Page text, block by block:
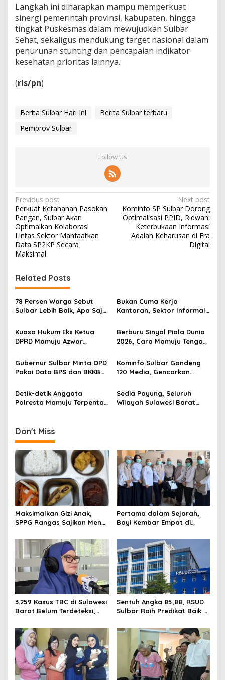
Langkah ini diharapkan mampu memperkuat
sinergi pemerintah provinsi, kabupaten, hingga
tingkat Puskesmas dalam mewujudkan Sulbar
Sehat, sekaligus mendukung target nasional dalam
penurunan stunting dan pencapaian indikator
kesehatan prioritas lainnya.
(rls/pn)
Berita Sulbar Hari Ini
Berita Sulbar terbaru
Pemprov Sulbar
Follow Us
P
o
s
t
n
a
v
i
g
a
t
i
o
Previous post
Perkuat Ketahanan Pasokan
Pangan, Sulbar Akan
Optimalkan Kolaborasi
Lintas Sektor Manfaatkan
Data SP2KP Secara
Maksimal
Next post
Kominfo SP Sulbar Dorong
Optimalisasi PPID, Ridwan:
Keterbukaan Informasi
Adalah Keharusan di Era
Digital
Related Posts
78 Persen Warga Sebut
Sulbar Lebih Baik, Apa Saja
Suhardi Duka?
Bukan Cuma Kerja
Kantoran, Sektor Informal
Kerja Sulawesi Barat
Kuasa Hukum Eks Ketua
DPRD Mamuju Azwar
Penangguhan Penahanan
Berburu Sinyal Piala Dunia
2026, Cara Mamuju Tengah
Lewat TVRI
Gubernur Sulbar Minta OPD
Pakai Data BPS dan BKKBN
Penurunan Stunting
Kominfo Sulbar Gandeng
120 Media, Gencarkan
Data
Detik-detik Anggota
Polresta Mamuju Terpental
Sedia Payung, Seluruh
Wilayah Sulawesi Barat
Don't Miss
Maksimalkan Gizi Anak,
SPPG Rangas Sajikan Menu
Penerima
Pertama dalam Sejarah,
Bayi Kembar Empat di
Pulang dalam Kondisi
Sehat
3.259 Kasus TBC di Sulawesi
Barat Belum Terdeteksi,
Nyata
Sentuh Angka 85,88, RSUD
Sulbar Raih Predikat Baik di
Duka